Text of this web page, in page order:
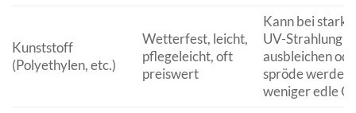
Kunststoff
(Polyethylen, etc.)
Wetterfest, leicht,
pflegeleicht, oft
preiswert
Kann bei
UV-Strahlung
ausbleichen
spröde werden,
weniger edle